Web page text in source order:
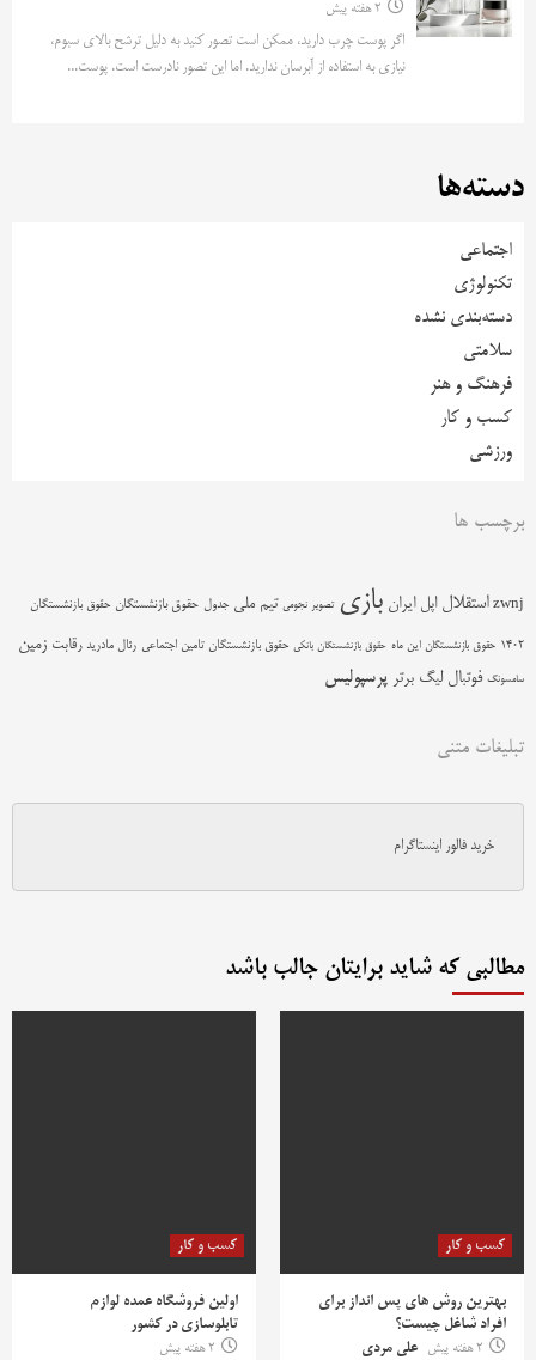
2 هفته پیش
اگر پوست چرب دارید، ممکن است تصور کنید به دلیل ترشح بالای سبوم،
نیازی به استفاده از آبرسان ندارید. اما این تصور نادرست است. پوست...
دسته‌ها
اجتماعی
تکنولوژی
دسته‌بندی نشده
سلامتی
فرهنگ و هنر
کسب و کار
ورزشی
برچسب ها
zwnj استقلال اپل ایران بازی تصویر نجومی تیم ملی جدول حقوق بازنشستگان حقوق بازنشستگان
1402 حقوق بازنشستگان این ماه حقوق بازنشستگان بانکی حقوق بازنشستگان تامین اجتماعی رئال مادرید رقابت زمین
سامسونگ فوتبال لیگ برتر پرسپولیس
تبلیغات متنی
خرید فالور اینستاگرام
مطالبی که شاید برایتان جالب باشد
کسب و کار
بهترین روش‌ های پس‌ انداز برای
افراد شاغل چیست؟
2 هفته پیش
علی مردی
کسب و کار
اولین فروشگاه عمده لوازم
تابلوسازی در کشور
2 هفته پیش